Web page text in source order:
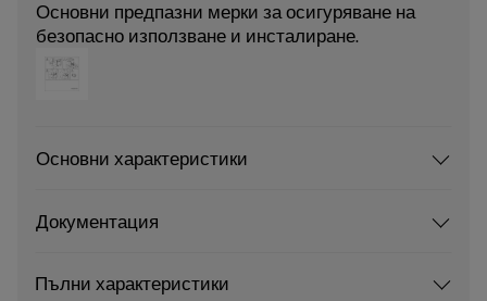
Основни предпазни мерки за осигуряване на
безопасно използване и инсталиране.
Основни характеристики
Документация
Пълни характеристики